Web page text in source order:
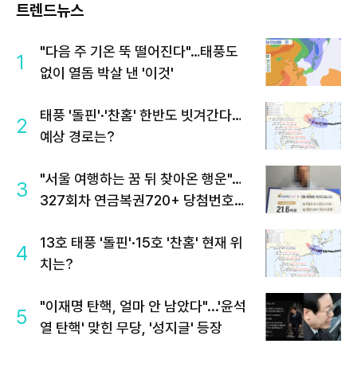
트렌드뉴스
1
"다음 주 기온 뚝 떨어진다"…태풍도
없이 열돔 박살 낸 '이것'
2
태풍 '돌핀'·'찬홈' 한반도 빗겨간다…
예상 경로는?
3
"서울 여행하는 꿈 뒤 찾아온 행운"…
327회차 연금복권720+ 당첨번호조
4
13호 태풍 '돌핀'·15호 '찬홈' 현재 위
치는?
5
"이재명 탄핵, 얼마 안 남았다"...'윤석
열 탄핵' 맞힌 무당, '성지글' 등장